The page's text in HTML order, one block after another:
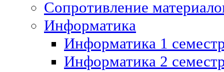
Сопротивление
Информатика
Информатика 1
Информатика 2